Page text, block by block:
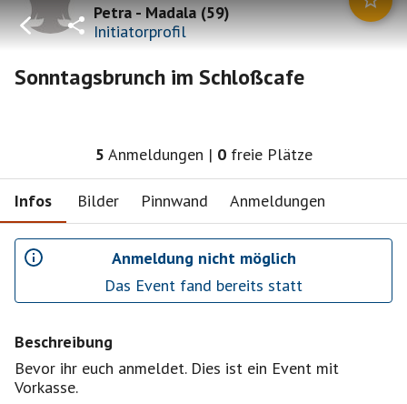
Petra - Madala(59)
Initiatorprofil
Sonntagsbrunch im Schloßcafe
5 Anmeldungen | 0 freie Plätze
Infos Bilder Pinnwand Anmeldungen
Anmeldung nicht möglich
Das Event fand bereits statt
Beschreibung
Bevor ihr euch anmeldet. Dies ist ein Event mit
Vorkasse.